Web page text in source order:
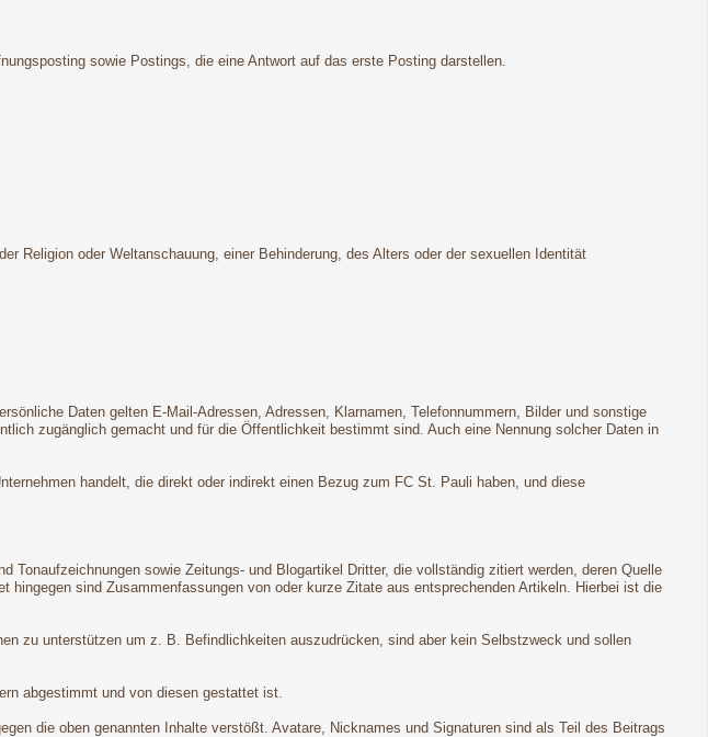
sowie Postings, die eine Antwort auf das erste Posting darstellen.
Religion oder Weltanschauung, einer Behinderung, des Alters oder der sexuellen Identität
Daten gelten E-Mail-Adressen, Adressen, Klarnamen, Telefonnummern, Bilder und sonstige
zugänglich gemacht und für die Öffentlichkeit bestimmt sind. Auch eine Nennung solcher Daten in
handelt, die direkt oder indirekt einen Bezug zum FC St. Pauli haben, und diese
sowie Zeitungs- und Blogartikel Dritter, die vollständig zitiert werden, deren Quelle
sind Zusammenfassungen von oder kurze Zitate aus entsprechenden Artikeln. Hierbei ist die
zu unterstützen um z. B. Befindlichkeiten auszudrücken, sind aber kein Selbstzweck und sollen
abgestimmt und von diesen gestattet ist.
die oben genannten Inhalte verstößt. Avatare, Nicknames und Signaturen sind als Teil des Beitrags